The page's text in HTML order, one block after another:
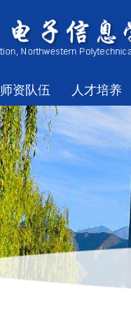
师资队伍 人才培养